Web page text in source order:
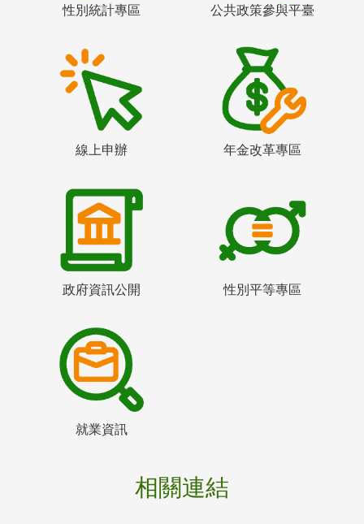
性別統計專區 公共政策參與平臺
線上申辦 年金改革專區
政府資訊公開 性別平等專區
就業資訊
相關連結